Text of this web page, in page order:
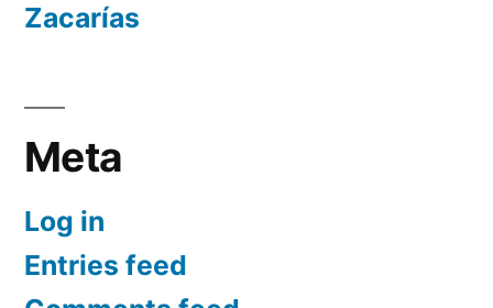
Zacarías
Meta
Log in
Entries feed